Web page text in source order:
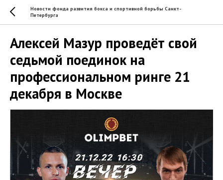
Новости фонда развития бокса и спортивной борьбы Санкт-
Петербурга
Алексей Мазур проведёт свой
седьмой поединок на
профессиональном ринге 21
декабря в Москве